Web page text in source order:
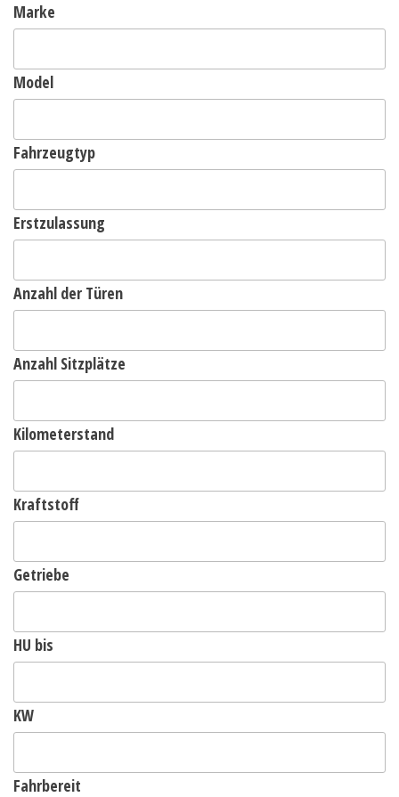
Marke
Model
Fahrzeugtyp
Erstzulassung
Anzahl der Türen
Anzahl Sitzplätze
Kilometerstand
Kraftstoff
Getriebe
HU bis
KW
Fahrbereit